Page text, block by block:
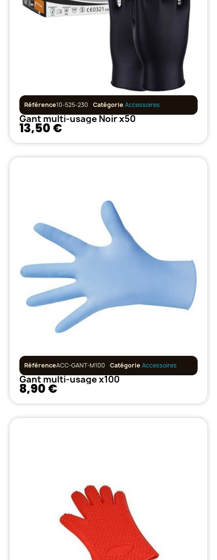
Référence10-525-230 Catégorie Accessoires
Gant multi-usage Noir x50
13,50 €
RéférenceACC-GANT-M100 Catégorie Accessoires
Gant multi-usage x100
8,90 €